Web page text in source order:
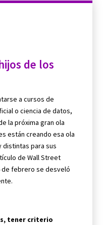
de los
a cursos de
o ciencia de datos,
la próxima gran ola
están creando esa ola
distintas para sus
de Wall Street
de febrero se desveló
, tener criterio